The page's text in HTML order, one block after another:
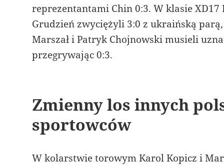
reprezentantami Chin 0:3. W klasie
Grudzień zwyciężyli 3:0 z ukraińską
Marszał i Patryk Chojnowski musieli
przegrywając 0:3.
Zmienny los innych
sportowców
W kolarstwie torowym Karol Kopicz i